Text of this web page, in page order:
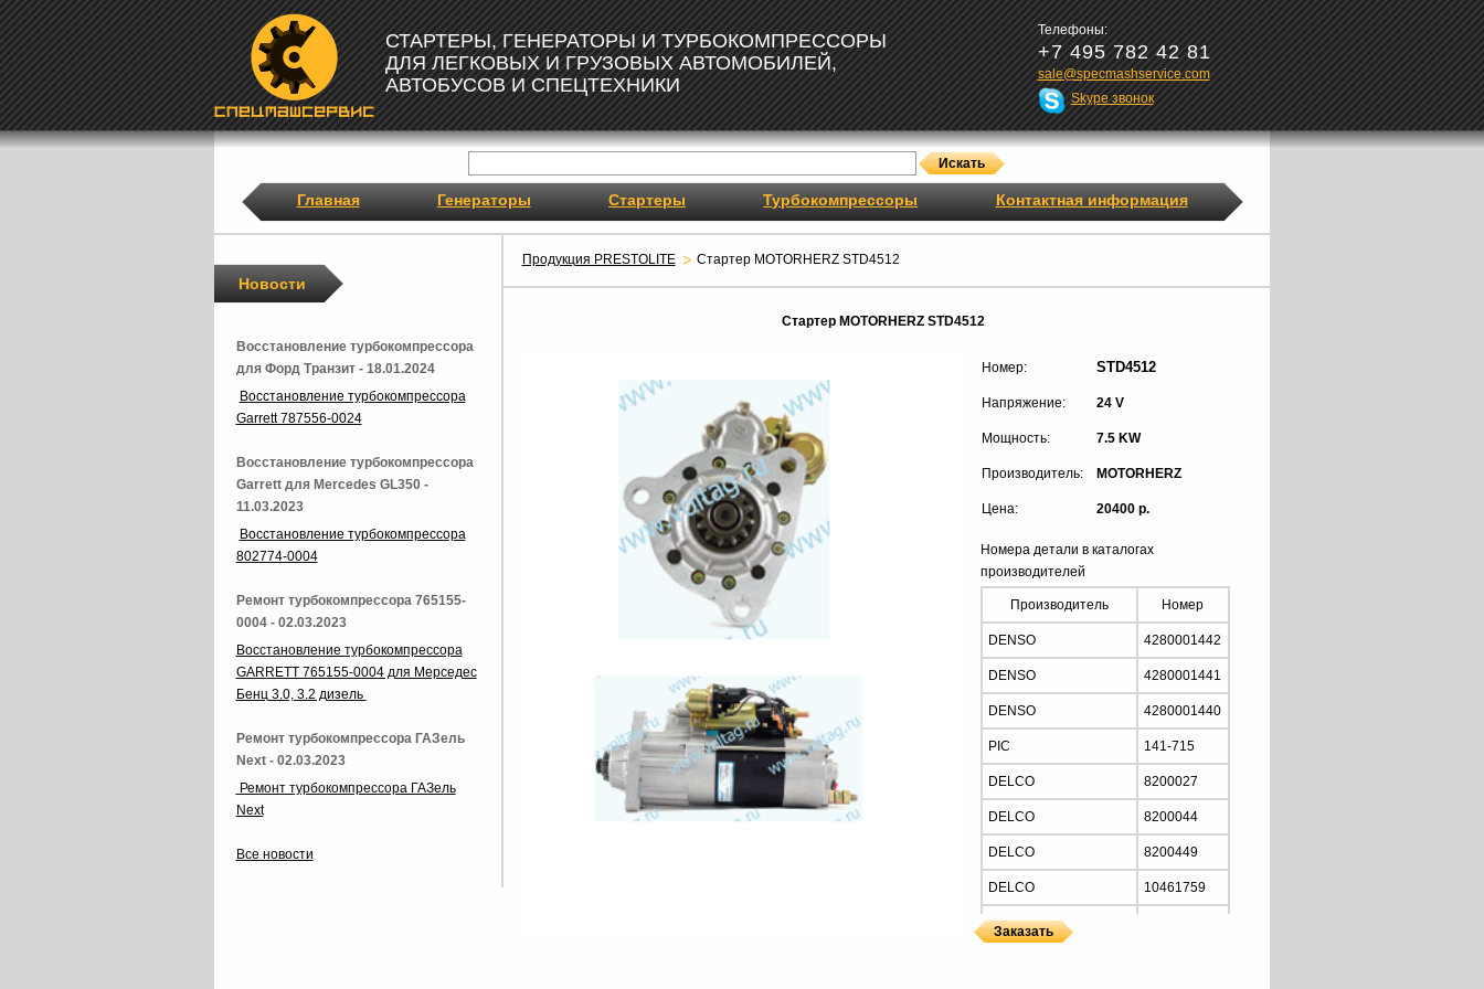
СТАРТЕРЫ, ГЕНЕРАТОРЫ И ТУРБОКОМПРЕССОРЫ
ДЛЯ ЛЕГКОВЫХ И ГРУЗОВЫХ АВТОМОБИЛЕЙ,
АВТОБУСОВ И СПЕЦТЕХНИКИ
Телефоны:
+7 495 782 42 81
sale@specmashservice.com
Skype звонок
Главная Генераторы Стартеры Турбокомпрессоры Контактная информация
Продукция PRESTOLITE Стартер MOTORHERZ STD4512
Стартер MOTORHERZ STD4512
Номер: STD4512
Напряжение: 24 V
Мощность: 7.5 KW
Производитель: MOTORHERZ
Цена: 20400 р.
Номера детали в каталогах
производителей
Производитель Номер
DENSO 4280001442
DENSO 4280001441
DENSO 4280001440
PIC 141-715
DELCO 8200027
DELCO 8200044
DELCO 8200449
DELCO 10461759
PRESTOLITE
Новости
Восстановление турбокомпрессора
для Форд Транзит - 18.01.2024
Восстановление турбокомпрессора
Garrett 787556-0024
Восстановление турбокомпрессора
Garrett для Mercedes GL350 -
11.03.2023
Восстановление турбокомпрессора
802774-0004
Ремонт турбокомпрессора 765155-
0004 - 02.03.2023
Восстановление турбокомпрессора
GARRETT 765155-0004 для Мерседес
Бенц 3.0, 3.2 дизель
Ремонт турбокомпрессора ГАЗель
Next - 02.03.2023
Ремонт турбокомпрессора ГАЗель
Next
Все новости